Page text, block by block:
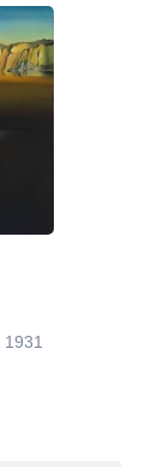
1931